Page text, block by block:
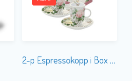
2-p Espressokopp i Box Botanique